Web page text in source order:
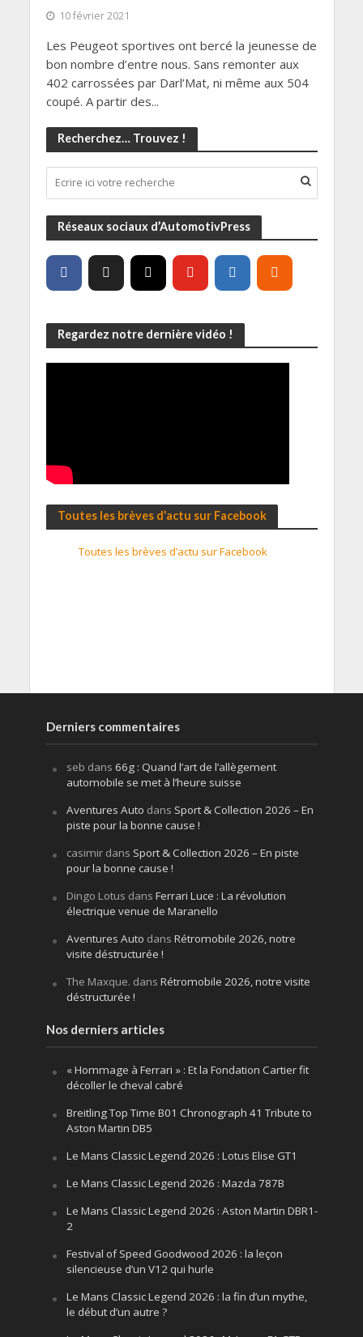
10 février 2021
Les Peugeot sportives ont bercé la jeunesse de
bon nombre d’entre nous. Sans remonter aux
402 carrossées par Darl’Mat, ni même aux 504
coupé. A partir des...
Recherchez… Trouvez !
Réseaux sociaux d’AutomotivPress
Regardez notre dernière vidéo !
Toutes les brèves d’actu sur Facebook
Toutes les brèves d’actu sur Facebook
Derniers commentaires
seb dans 66g : Quand l’art de l’allègement
automobile se met à l’heure suisse
Aventures Auto dans Sport & Collection 2026 – En
piste pour la bonne cause !
casimirdans Sport & Collection 2026 – En piste
pour la bonne cause !
Dingo Lotus dans Ferrari Luce : La révolution
électrique venue de Maranello
Aventures Auto dans Rétromobile 2026, notre
visite déstructurée !
The Maxque. dans Rétromobile 2026, notre visite
déstructurée !
Nos derniers articles
« Hommage à Ferrari » : Et la Fondation Cartier fit
décoller le cheval cabré
Breitling Top Time B01 Chronograph 41 Tribute to
Aston Martin DB5
Le Mans Classic Legend 2026 : Lotus Elise GT1
Le Mans Classic Legend 2026 : Mazda 787B
Le Mans Classic Legend 2026 : Aston Martin DBR1-
2
Festival of Speed Goodwood 2026 : la leçon
silencieuse d’un V12 qui hurle
Le Mans Classic Legend 2026 : la fin d’un mythe,
le début d’un autre ?